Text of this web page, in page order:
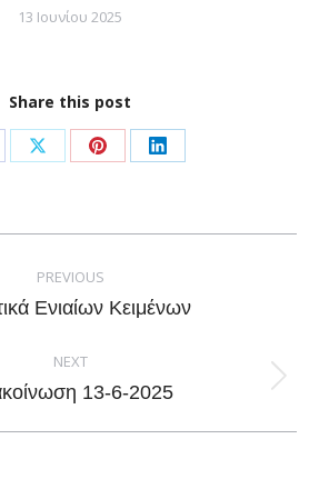
13 Ιουνίου 2025
Share this post
Share
X
Share
Pinterest
Share
LinkedIn
PREVIOUS
Previous
Ενιαίων Κειμένων
NEXT
Next
13-6-2025